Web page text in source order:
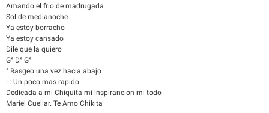
Amando el frio de madrugada
Sol de medianoche
Ya estoy borracho
Ya estoy cansado
Dile que la quiero
G° D° G°
° Rasgeo una vez hacia abajo
--: Un poco mas rapido
Dedicada a mi Chiquita mi inspirancion mi todo
Mariel Cuellar. Te Amo Chikita